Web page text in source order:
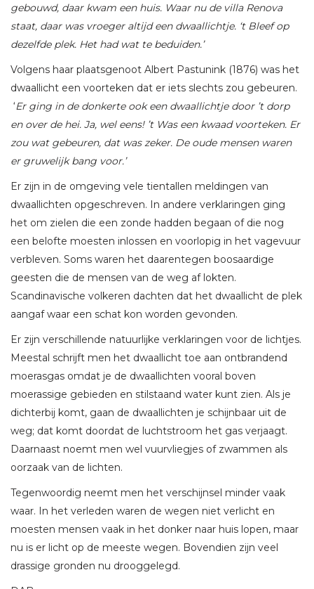
gebouwd, daar kwam een huis. Waar nu de villa Renova
staat, daar was vroeger altijd een dwaallichtje. ‘t Bleef op
dezelfde plek. Het had wat te beduiden.’
Volgens haar plaatsgenoot Albert Pastunink (1876) was het
dwaallicht een voorteken dat er iets slechts zou gebeuren.
‘Er ging in de donkerte ook een dwaallichtje door ’t dorp
en over de hei. Ja, wel eens! ’t Was een kwaad voorteken. Er
zou wat gebeuren, dat was zeker. De oude mensen waren
er gruwelijk bang voor.’
Er zijn in de omgeving vele tientallen meldingen van
dwaallichten opgeschreven. In andere verklaringen ging
het om zielen die een zonde hadden begaan of die nog
een belofte moesten inlossen en voorlopig in het vagevuur
verbleven. Soms waren het daarentegen boosaardige
geesten die de mensen van de weg af lokten.
Scandinavische volkeren dachten dat het dwaallicht de plek
aangaf waar een schat kon worden gevonden.
Er zijn verschillende natuurlijke verklaringen voor de lichtjes.
Meestal schrijft men het dwaallicht toe aan ontbrandend
moerasgas omdat je de dwaallichten vooral boven
moerassige gebieden en stilstaand water kunt zien. Als je
dichterbij komt, gaan de dwaallichten je schijnbaar uit de
weg; dat komt doordat de luchtstroom het gas verjaagt.
Daarnaast noemt men wel vuurvliegjes of zwammen als
oorzaak van de lichten.
Tegenwoordig neemt men het verschijnsel minder vaak
waar. In het verleden waren de wegen niet verlicht en
moesten mensen vaak in het donker naar huis lopen, maar
nu is er licht op de meeste wegen. Bovendien zijn veel
drassige gronden nu drooggelegd.